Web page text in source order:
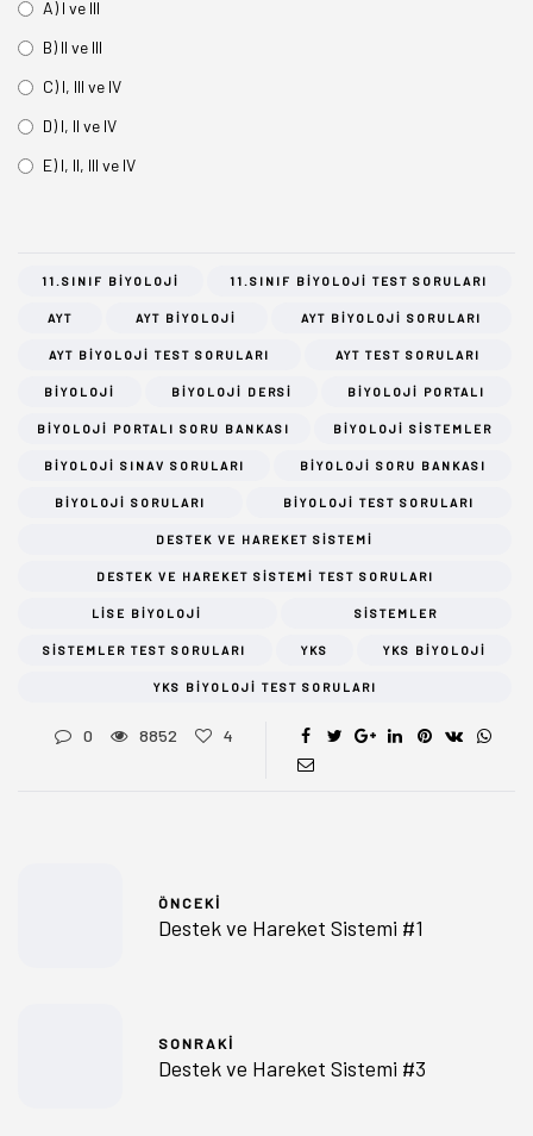
A) I ve III
B) II ve III
C) I, III ve IV
D) I, II ve IV
E) I, II, III ve IV
11.SINIF BIYOLOJI 11.SINIF BIYOLOJI TEST SORULARI
AYT AYT BIYOLOJI AYT BIYOLOJI SORULARI
AYT BIYOLOJI TEST SORULARI AYT TEST SORULARI
BIYOLOJI BIYOLOJI DERSI BIYOLOJI PORTALI
BIYOLOJI PORTALI SORU BANKASI BIYOLOJI SISTEMLER
BIYOLOJI SINAV SORULARI BIYOLOJI SORU BANKASI
BIYOLOJI SORULARI BIYOLOJI TEST SORULARI
DESTEK VE HAREKET SISTEMI
DESTEK VE HAREKET SISTEMI TEST SORULARI
LISE BIYOLOJI SISTEMLER
SISTEMLER TEST SORULARI YKS YKS BIYOLOJI
YKS BIYOLOJI TEST SORULARI
0 8852 4
ÖNCEKI
Destek ve Hareket Sistemi #1
SONRAKI
Destek ve Hareket Sistemi #3